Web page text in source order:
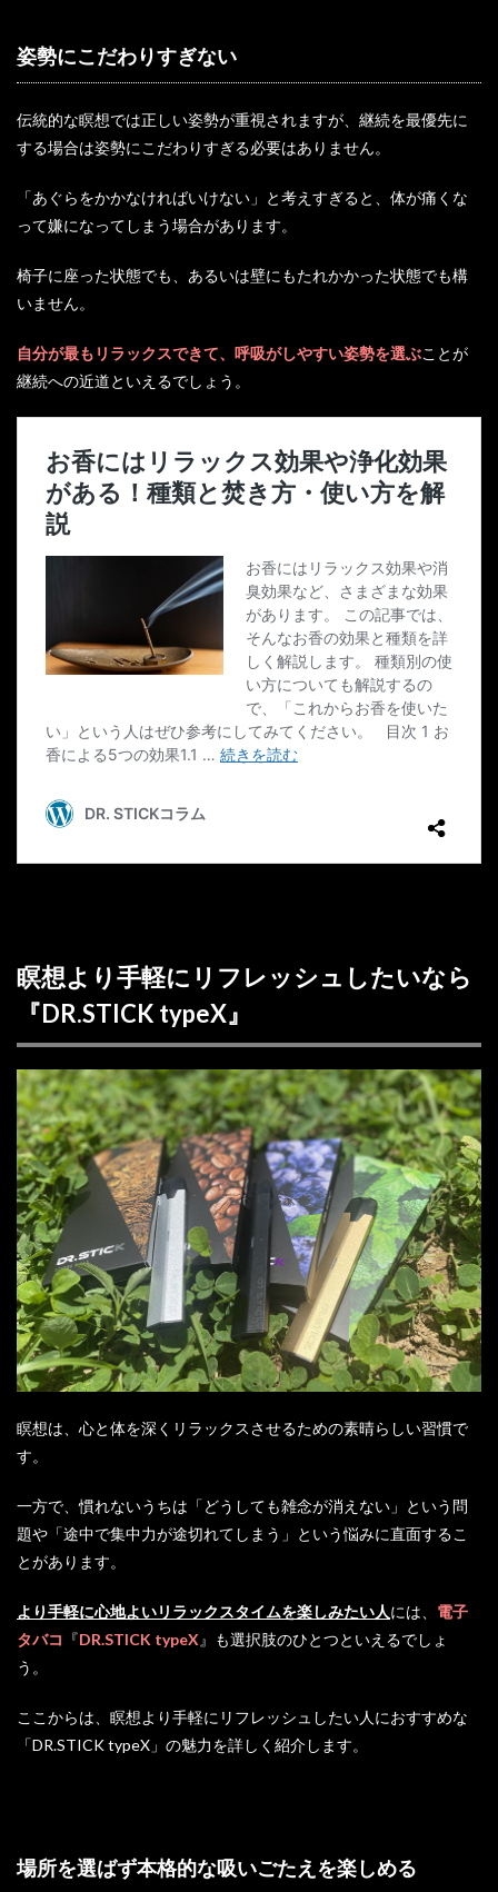
姿勢にこだわりすぎない
伝統的な瞑想では正しい姿勢が重視されますが、継続を最優先に
する場合は姿勢にこだわりすぎる必要はありません。
「あぐらをかかなければいけない」と考えすぎると、体が痛くな
って嫌になってしまう場合があります。
椅子に座った状態でも、あるいは壁にもたれかかった状態でも構
いません。
自分が最もリラックスできて、呼吸がしやすい姿勢を選ぶことが
継続への近道といえるでしょう。
瞑想より手軽にリフレッシュしたいなら
『DR.STICK typeX』
瞑想は、心と体を深くリラックスさせるための素晴らしい習慣で
す。
一方で、慣れないうちは「どうしても雑念が消えない」という問
題や「途中で集中力が途切れてしまう」という悩みに直面するこ
とがあります。
より手軽に心地よいリラックスタイムを楽しみたい人には、 電子
タバコ 『DR.STICK typeX 』も選択肢のひとつといえるでしょ
う。
ここからは、瞑想より手軽にリフレッシュしたい人におすすめな
「DR.STICK typeX」の魅力を詳しく紹介します。
場所を選ばず本格的な吸いごたえを楽しめる